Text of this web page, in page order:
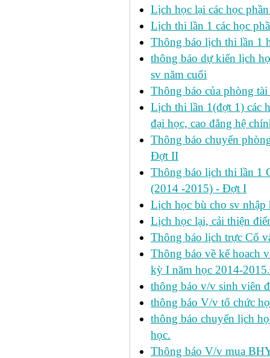
Lịch học lại các học
Lịch thi lần 1 các học
Thông báo lịch thi lần 1
thông báo dự kiến lịch
sv năm cuối
Thông báo của phòng
Lịch thi lần 1(đợt 1) các
đại học, cao đẳng hệ
Thông báo chuyển
Đợt II
Thông báo lịch thi lần 1
(2014 -2015) - Đợt I
Lịch học bù cho sv
Lịch học lại, cải thiện
Thông báo lịch trực Cố
Thông báo về kế hoach
kỳ I năm học 2014-2015.
thông báo v/v sinh viên
thông báo V/v tổ chức
thông báo chuyển lịch
học.
Thông báo V/v mua